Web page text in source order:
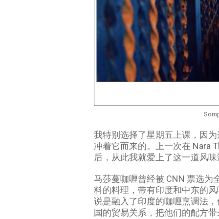
我特别选择了星期五上课，因
冲着它而来的。上一次在 Nara
后，从此我就爱上了这一道风
马莎蔓咖喱曾经被 CNN 票选为
料的料理，带有印度和中东的
说是融入了印度的咖喱烹调法
国的贸易关系，把他们的配方